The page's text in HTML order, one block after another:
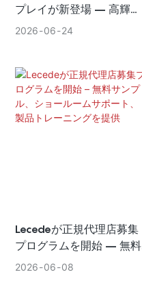
プレイが新登場 – 高輝
度、75%以上の透明度、
2026 06 24
Lecedeが正規代理店募集
プログラムを開始 – 無料
サンプル、ショールームサ
2026 06 08